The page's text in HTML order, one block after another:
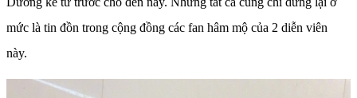
mức là tin đồn trong cộng đồng các fan hâm mộ của 2 diễn viên
này.